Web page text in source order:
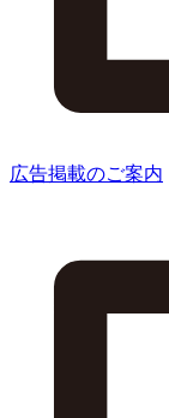
広告掲載のご案内